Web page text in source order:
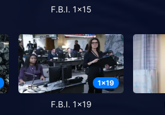
F.B.I. 1x15
1x19
F.B.I. 1x19